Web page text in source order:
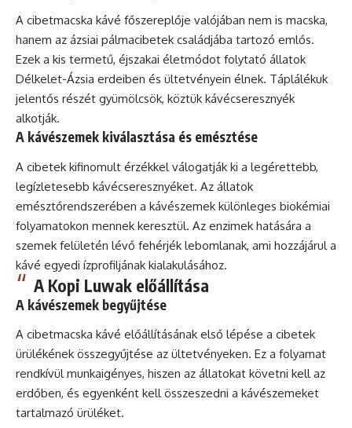
A cibetmacska kávé főszereplője valójában nem is macska,
hanem az ázsiai pálmacibetek családjába tartozó emlős.
Ezek a kis termetű, éjszakai életmódot folytató állatok
Délkelet-Ázsia erdeiben és ültetvényein élnek. Táplálékuk
jelentős részét gyümölcsök, köztük kávécseresznyék
alkotják.
A kávészemek kiválasztása és emésztése
A cibetek kifinomult érzékkel válogatják ki a legérettebb,
legízletesebb kávécseresznyéket. Az állatok
emésztőrendszerében a kávészemek különleges biokémiai
folyamatokon mennek keresztül. Az enzimek hatására a
szemek felületén lévő fehérjék lebomlanak, ami hozzájárul a
kávé egyedi ízprofiljának kialakulásához.
A Kopi Luwak előállítása
A kávészemek begyűjtése
A cibetmacska kávé előállításának első lépése a cibetek
ürülékének összegyűjtése az ültetvényeken. Ez a folyamat
rendkívül munkaigényes, hiszen az állatokat követni kell az
erdőben, és egyenként kell összeszedni a kávészemeket
tartalmazó ürüléket.